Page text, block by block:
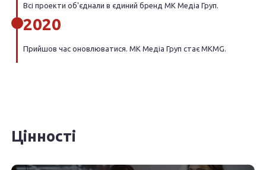
Всі проекти об'єднали в єдиний бренд МК Медіа Груп.
2020
Прийшов час оновлюватися. МК Медіа Груп стає MKMG.
Цінності